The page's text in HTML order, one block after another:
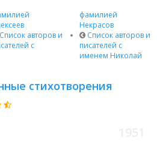
Список авторов и
с
фамилией
Некрасов
Список авторов и
писателей с
именем Николай
стихотворения